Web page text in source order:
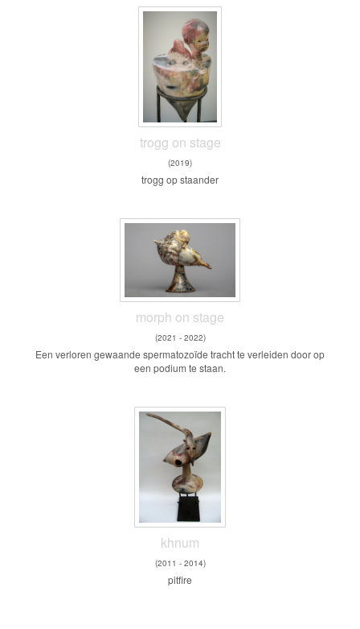
trogg on stage
(2019)
trogg op staander
morph on stage
(2021 - 2022)
Een verloren gewaande spermatozoïde tracht te verleiden door op
een podium te staan.
khnum
(2011 - 2014)
pitfire